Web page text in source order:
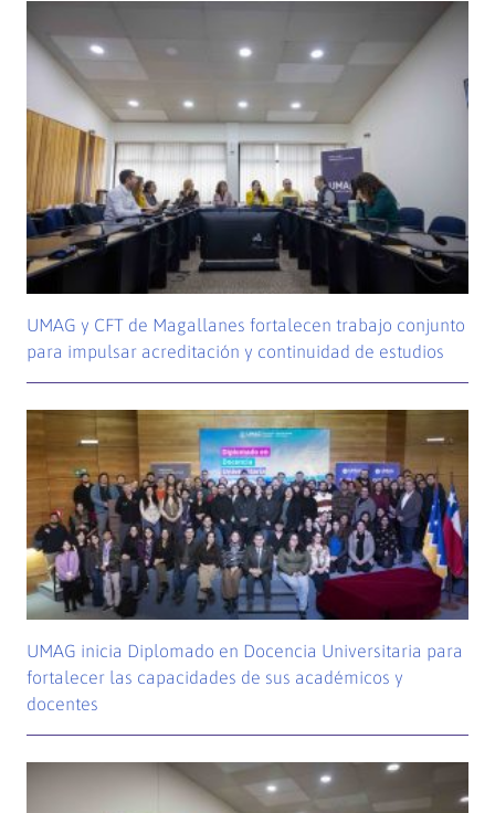
UMAG y CFT de Magallanes fortalecen trabajo conjunto
para impulsar acreditación y continuidad de estudios
UMAG inicia Diplomado en Docencia Universitaria para
fortalecer las capacidades de sus académicos y
docentes